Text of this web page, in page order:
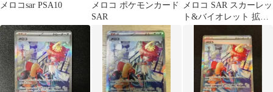
メロコsar PSA10
メロコ ポケモンカード
SAR
メロコ SAR スカーレッ
ト&バイオレット 拡張
092/0…